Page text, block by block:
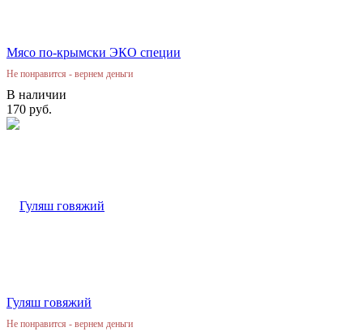
Мясо по-крымски ЭКО специи
Не понравится - вернем деньги
В наличии
170 руб.
Гуляш говяжий
Не понравится - вернем деньги